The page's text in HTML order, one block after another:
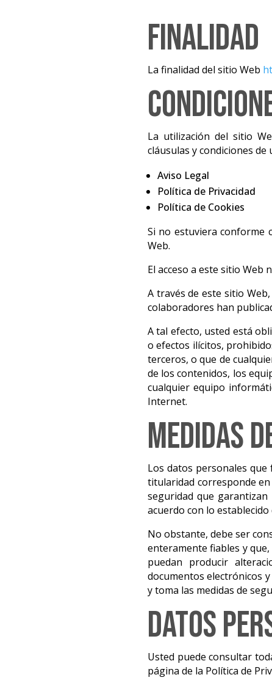
Finalidad
La finalidad del sitio Web
La utilización del sitio
cláusulas y condiciones de
Aviso Legal
Política de Privacidad
Política de Cookies
Si no estuviera conforme
Web.
El acceso a este sitio
A través de este sitio
colaboradores han
A tal efecto, usted está
o efectos ilícitos,
terceros, o que de
de los contenidos, los
cualquier equipo
Internet.
Medidas
Los datos personales
titularidad corresponde
seguridad que
acuerdo con lo
No obstante, debe ser
enteramente fiables y
puedan producir
documentos electrónicos
y toma las medidas de
Datos
Usted puede consultar
página de la Política de